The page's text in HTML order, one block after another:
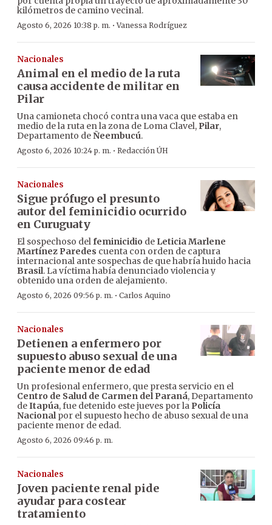
kilómetros de camino vecinal.
Agosto 6, 2026 10:38 p. m. ·Vanessa Rodríguez
Nacionales
Animal en el medio de la ruta
causa accidente de militar en
Pilar
Una camioneta chocó contra una vaca que estaba en
medio de la ruta en la zona de Loma Clavel, Pilar,
Departamento deÑeembucú.
Agosto 6, 2026 10:24 p. m. · Redacción ÚH
Nacionales
Sigue prófugo el presunto
autor del feminicidio ocurrido
en Curuguaty
El sospechoso delfeminicidio de Leticia Marlene
Martínez Paredes cuenta con orden de captura
internacional ante sospechas de que habría huido hacia
Brasil. La víctima había denunciado violencia y
obtenido una orden de alejamiento.
Agosto 6, 2026 09:56 p. m. · Carlos Aquino
Nacionales
Detienen a enfermero por
supuesto abuso sexual de una
paciente menor de edad
Un profesional enfermero, que presta servicio en el
Centro de Salud de Carmen del Paraná, Departamento
deItapúa, fue detenido este jueves por la Policía
Nacionalpor el supuesto hecho de abuso sexual de una
paciente menor de edad.
Agosto 6, 2026 09:46 p. m.
Nacionales
Joven paciente renal pide
ayudar para costear
tratamiento